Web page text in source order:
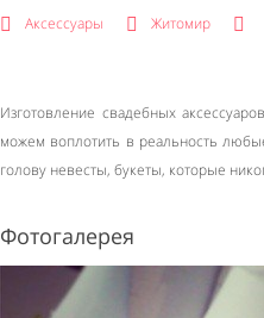
Аксессуары Житомир
Изготовление свадебных
можем воплотить в реальность
голову невесты, букеты, которые
Фотогалерея